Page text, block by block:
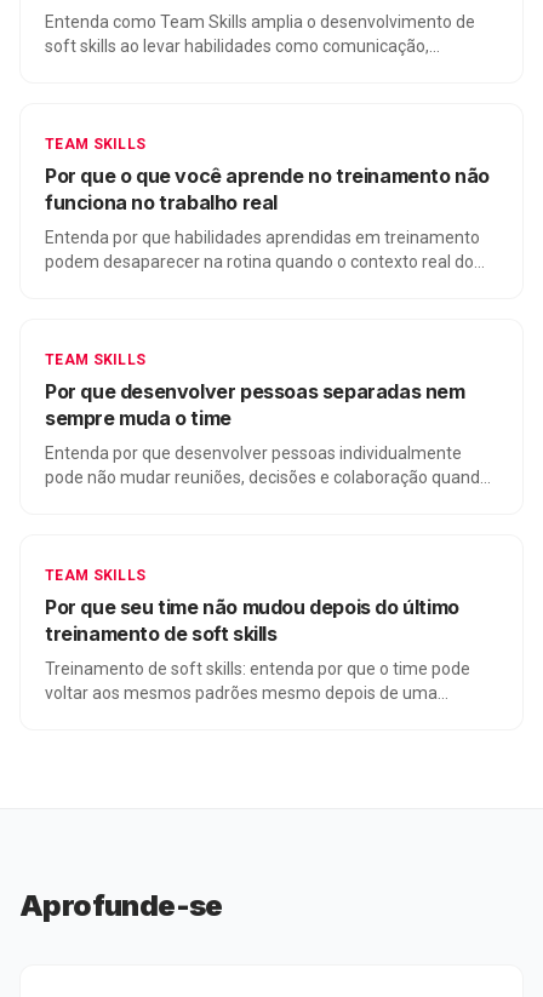
Entenda como Team Skills amplia o desenvolvimento de
soft skills ao levar habilidades como comunicação,
TEAM SKILLS
Por que o que você aprende no treinamento não
funciona no trabalho real
Entenda por que habilidades aprendidas em treinamento
podem desaparecer na rotina quando o contexto real do
TEAM SKILLS
Por que desenvolver pessoas separadas nem
sempre muda o time
Entenda por que desenvolver pessoas individualmente
pode não mudar reuniões, decisões e colaboração quando
TEAM SKILLS
Por que seu time não mudou depois do último
treinamento de soft skills
Treinamento de soft skills: entenda por que o time pode
voltar aos mesmos padrões mesmo depois de uma
Aprofunde-se